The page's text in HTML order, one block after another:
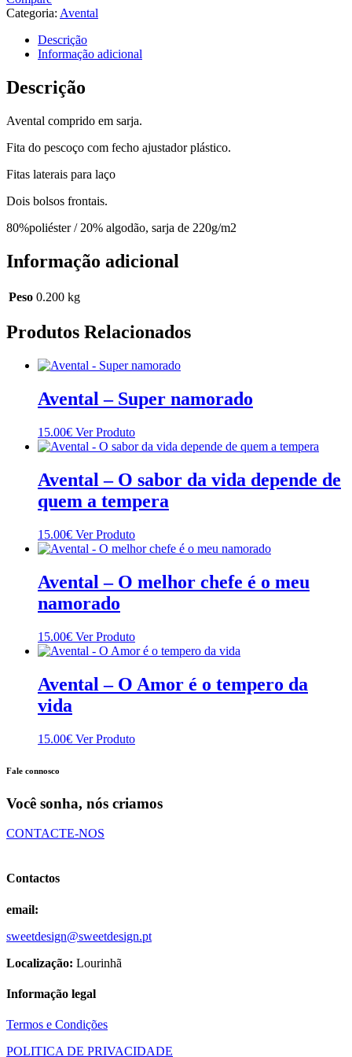
Categoria: Avental
Descrição
Informação adicional
Descrição
Avental comprido em sarja.
Fita do pescoço com fecho ajustador plástico.
Fitas laterais para laço
Dois bolsos frontais.
80%poliéster / 20% algodão, sarja de 220g/m2
Informação adicional
Peso 0.200 kg
Produtos Relacionados
Avental – Super namorado
15.00€ Ver Produto
Avental – O sabor da vida depende de
quem a tempera
15.00€ Ver Produto
Avental – O melhor chefe é o meu
namorado
15.00€ Ver Produto
Avental – O Amor é o tempero da
vida
15.00€ Ver Produto
Fale connosco
Você sonha, nós criamos
CONTACTE-NOS
Contactos
email:
sweetdesign@sweetdesign.pt
Localização: Lourinhã
Informação legal
Termos e Condições
POLITICA DE PRIVACIDADE